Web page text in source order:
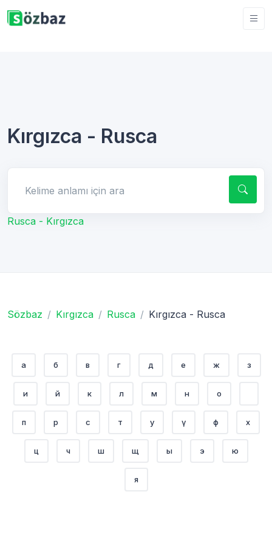
Kırgızca - Rusca
Rusca - Kırgızca
Sözbaz Kırgızca Rusca Kırgızca - Rusca
а б в г д е ж з
и й к л м н о
п р с т у ү ф х
ц ч ш щ ы э ю
я